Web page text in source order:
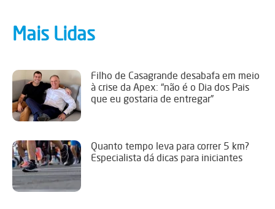
Mais Lidas
Filho de Casagrande desabafa em meio
à crise da Apex: “não é o Dia dos Pais
que eu gostaria de entregar”
Quanto tempo leva para correr 5 km?
Especialista dá dicas para iniciantes